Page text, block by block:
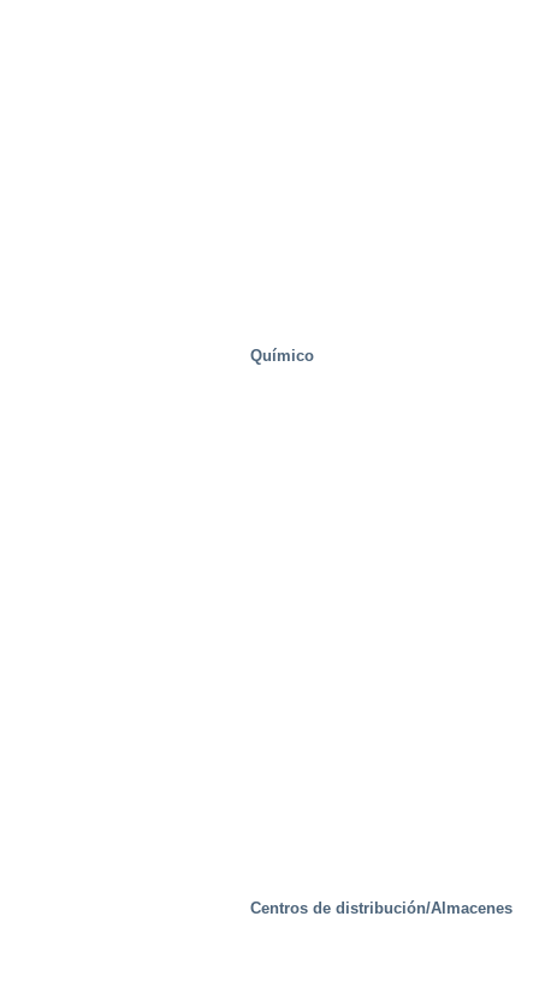
Químico
Centros de distribución/Almacenes